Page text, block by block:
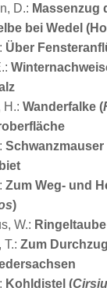
D.: Massenzug
bei Wedel
Über
H.: Wanderfalke (
Zum Weg- und
)
W.:
T.: Zum
Kohldistel (